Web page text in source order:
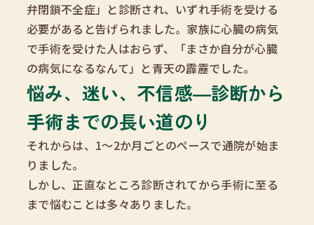
弁閉鎖不全症」と診断され、いずれ手術を受ける
必要があると告げられました。家族に心臓の病気
で手術を受けた人はおらず、「まさか自分が心臓
の病気になるなんて」と青天の霹靂でした。
悩み、迷い、不信感―診断から
手術までの長い道のり
それからは、1～2か月ごとのペースで通院が始ま
りました。
しかし、正直なところ診断されてから手術に至る
まで悩むことは多々ありました。